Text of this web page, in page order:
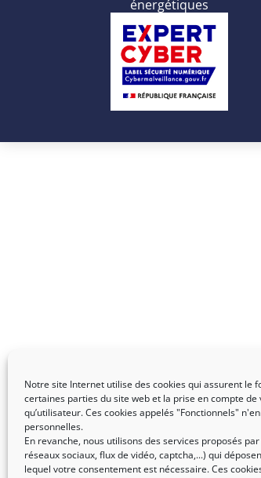
Notre site Internet utilise des cookies qui assurent le
certaines parties du site web et la prise en compte
qu’utilisateur. Ces cookies appelés "Fonctionnels"
personnelles.
En revanche, nous utilisons des services proposés
réseaux sociaux, flux de vidéo, captcha,...) qui
lequel votre consentement est nécessaire. Ces
énergétiques